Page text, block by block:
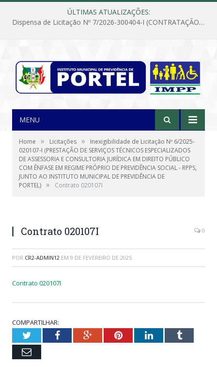
ÚLTIMAS ATUALIZAÇÕES:
Dispensa de Licitação Nº 7/2026-300404-I (CONTRATAÇÃO DE EMPRESA PARA MANUTENÇÃO E REPARAÇÃO DE APARELHOS DE AR CONDICIONADO, EM ATENDIMENTO ÀS NECESSIDADES DO INSTITUTO DE PREVIDÊNCIA MUNICIPAL DE PORTEL/PA)
MENU
Home » Licitações »
Inexigibilidade de Licitação Nº 6/2025-
020107-I (PRESTAÇÃO DE SERVIÇOS TÉCNICOS ESPECIALIZADOS
DE ASSESSORIA E CONSULTORIA JURÍDICA EM DIREITO PÚBLICO
COM ÊNFASE EM REGIME PRÓPRIO DE PREVIDÊNCIA SOCIAL - RPPS,
JUNTO AO INSTITUTO MUNICIPAL DE PREVIDÊNCIA DE
PORTEL) » Contrato 020107I
Contrato 020107I 0
POR CR2-ADMIN12 EM 9 DE FEVEREIRO DE 2025
Contrato 020107I
COMPARTILHAR:
TwitterFacebookGoogle+PinterestLinkedInTumblr
Email